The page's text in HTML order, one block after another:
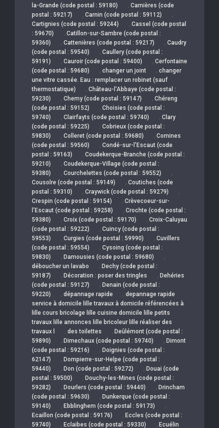
la-Grande (code postal : 59180)
, Carnières (code
postal : 59217)
, Carnin (code postal : 59112) ,
Cartignies (code postal : 59244) , Cassel (code postal
: 59670)
, Catillon-sur-Sambre (code postal :
59360)
, Cattenières (code postal : 59217) , Caudry
(code postal : 59540)
, Caullery (code postal :
59191)
, Cauroir (code postal : 59400) , Cerfontaine
(code postal : 59680)
, changer un joint , changer
une vitre cassée. Eau : remplacer un robinet (sauf
thermostatique)
, Château-l'Abbaye (code postal :
59230)
, Chemy (code postal : 59147) , Chéreng
(code postal : 59152)
, Choisies (code postal :
59740)
, Clairfayts (code postal : 59740) , Clary
(code postal : 59225)
, Cobrieux (code postal :
59830)
, Colleret (code postal : 59680) , Comines
(code postal : 59560)
, Condé-sur-l'Escaut (code
postal : 59163)
, Coudekerque-Branche (code postal :
59210)
, Coudekerque-Village (code postal :
59380)
, Courchelettes (code postal : 59552) ,
Cousolre (code postal : 59149) , Coutiches (code
postal : 59310)
, Craywick (code postal : 59279) ,
Crespin (code postal : 59154) , Crèvecoeur-sur-
l'Escaut (code postal : 59258)
, Crochte (code postal :
59380)
, Croix (code postal : 59170) , Croix-Caluyau
(code postal : 59222)
, Cuincy (code postal :
59553)
, Curgies (code postal : 59990) , Cuvillers
(code postal : 59554)
, Cysoing (code postal :
59830)
, Damousies (code postal : 59680) ,
déboucher un lavabo , Dechy (code postal :
59187)
, Décoration : poser des tringles , Dehéries
(code postal : 59127)
, Denain (code postal :
59220)
, dépannage rapide , depannage rapide
service à domicile lille travaux à domicile référencées à
lille cours bricolage lille cuisine domicile lille petits
travaux lille annonces lille bricoleur lille réaliser des
travaux l
, des toilettes , Deûlémont (code postal :
59890)
, Dimechaux (code postal : 59740) , Dimont
(code postal : 59216)
, Doignies (code postal :
62147)
, Dompierre-sur-Helpe (code postal :
59440)
, Don (code postal : 59272) , Douai (code
postal : 59500)
, Douchy-les-Mines (code postal :
59282)
, Dourlers (code postal : 59440) , Drincham
(code postal : 59630)
, Dunkerque (code postal :
59140)
, Ebblinghem (code postal : 59173) ,
Ecaillon (code postal : 59176) , Eccles (code postal :
59740)
, Eclaibes (code postal : 59330) , Ecuélin